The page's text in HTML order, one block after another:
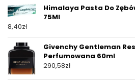
Himalaya Pasta Do
75Ml
8,40zł
Givenchy Gentleman
Perfumowana 60ml
290,58zł